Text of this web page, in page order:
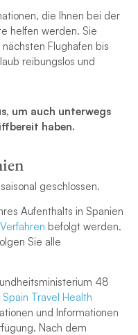
die Ihnen bei der
helfen werden. Sie
Flughafen bis
reibungslos und
um auch unterwegs
haben.
geschlossen.
Aufenthalts in Spanien
befolgt werden.
Sie alle
48
Spain Travel Health
und Informationen
Nach dem